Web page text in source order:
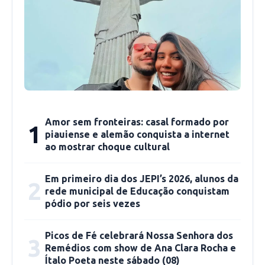
a estudar”, contou.
Foto: ascom
De acordo com o chefe do Executivo estadual,
o objetivo é oferecer um suporte para que a
1
Amor sem fronteiras: casal formado por
piauiense e alemão conquista a internet
ao mostrar choque cultural
2 Em primeiro dia dos JEPI’s 2026, alunos da
rede municipal de Educação conquistam
pódio por seis vezes
3 Picos de Fé celebrará Nossa Senhora dos
Remédios com show de Ana Clara Rocha e
Ítalo Poeta neste sábado (08)